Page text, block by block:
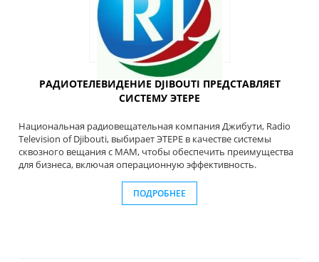
РАДИОТЕЛЕВИДЕНИЕ DJIBOUTI ПРЕДСТАВЛЯЕТ
СИСТЕМУ ЭТЕРЕ
Национальная радиовещательная компания Джибути, Radio
Television of Djibouti, выбирает ЭТЕРЕ в качестве системы
сквозного вещания с MAM, чтобы обеспечить преимущества
для бизнеса, включая операционную эффективность.
ПОДРОБНЕЕ